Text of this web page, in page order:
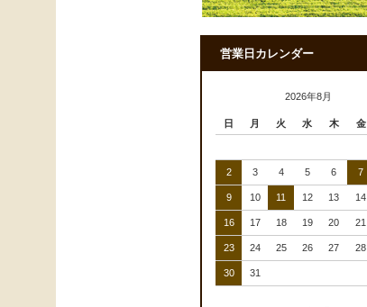
営業日カレンダー
2026年8月
日 月 火 水 木 金
2 3 4 5 6 7
9 10 11 12 13 14
16 17 18 19 20 21
23 24 25 26 27 28
30 31